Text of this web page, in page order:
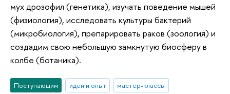
мух дрозофил (генетика), изучать поведение мышей
(физиология), исследовать культуры бактерий
(микробиология), препарировать раков (зоология) и
создадим свою небольшую замкнутую биосферу в
колбе (ботаника).
Поступающим идеи и опыт
мастер-классы